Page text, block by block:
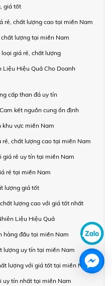
giá tốt
rẻ, chất lượng cao tại miền Nam
lượng tại miền Nam
giá rẻ, chất lượng
Liệu Hiệu Quả Cho Doanh
cấp than đá uy tín
kết nguồn cung ổn định
khu vực miền Nam
chất lượng cao tại miền Nam
giá rẻ uy tín tại miền Nam
rẻ tại miền Nam
lượng giá tốt
lượng cao với giá tốt nhất
Liệu Hiệu Quả
hàng đầu tại miền Nam
lượng uy tín tại miền Nam
lượng với giá tốt tại miền Nam
uy tín nhất tại miền Nam